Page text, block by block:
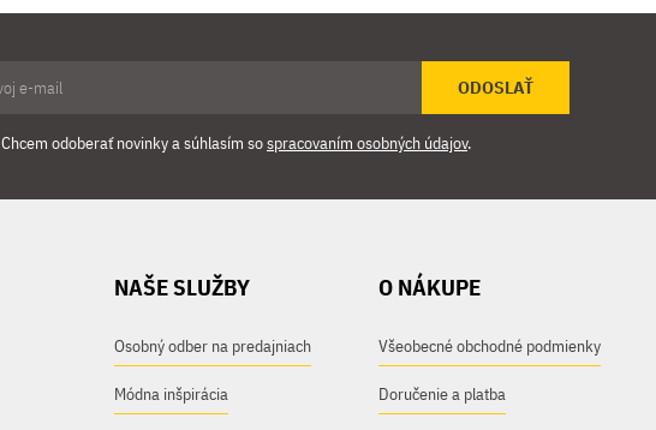
ODOSLAŤ
Chcem odoberať novinky a súhlasím sospracovaním osobných údajov.
NAŠE SLUŽBY
Osobný odber na predajniach
Módna inšpirácia
O NÁKUPE
Všeobecné obchodné podmienky
Doručenie a platba